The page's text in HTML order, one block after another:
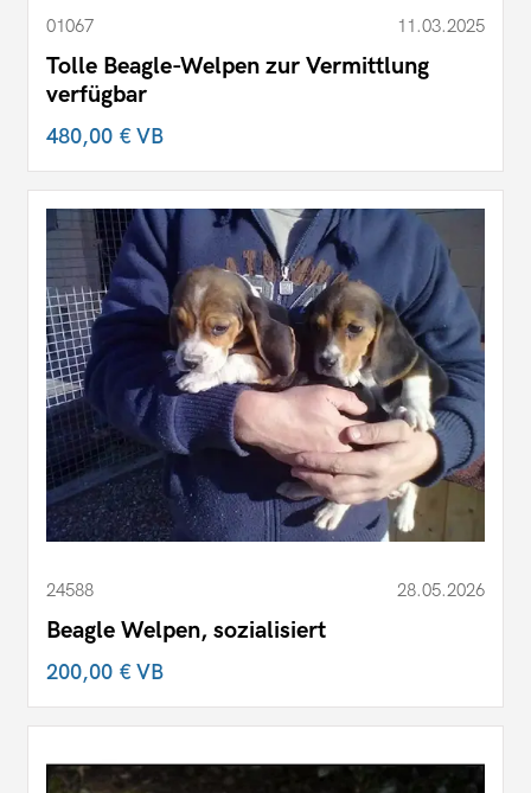
01067 11.03.2025
Tolle Beagle-Welpen zur Vermittlung
verfügbar
480,00 €VB
24588 28.05.2026
Beagle Welpen, sozialisiert
200,00 €VB